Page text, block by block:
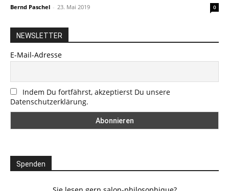
Bernd Paschel - 23. Mai 2019 0
NEWSLETTER
E-Mail-Adresse
Indem Du fortfährst, akzeptierst Du unsere
Datenschutzerklärung.
Spenden